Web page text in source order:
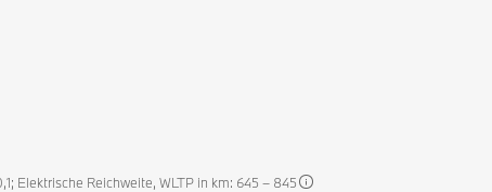
Elektrische Reichweite, WLTP in km: 645 – 845